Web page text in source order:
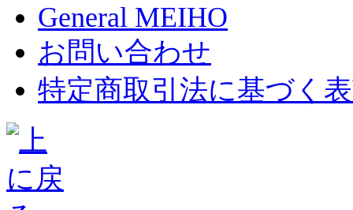
General MEIHO
お問い合わせ
特定商取引法に基づく